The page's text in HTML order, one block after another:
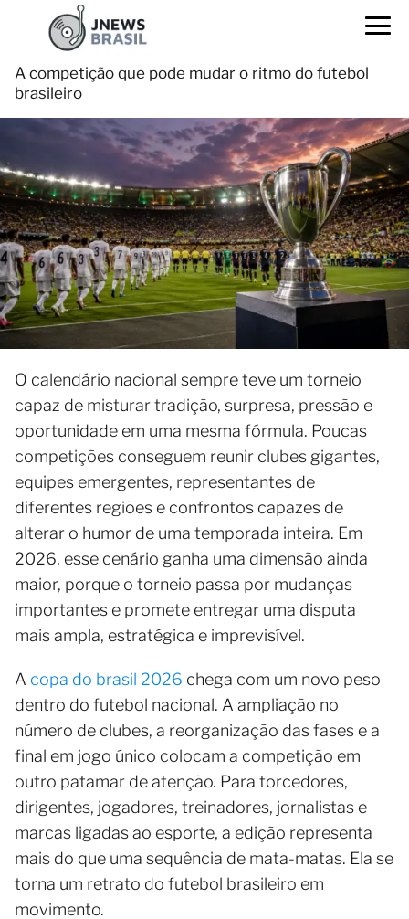
A competição que pode mudar o ritmo do futebol
brasileiro
O calendário nacional sempre teve um torneio
capaz de misturar tradição, surpresa, pressão e
oportunidade em uma mesma fórmula. Poucas
competições conseguem reunir clubes gigantes,
equipes emergentes, representantes de
diferentes regiões e confrontos capazes de
alterar o humor de uma temporada inteira. Em
2026, esse cenário ganha uma dimensão ainda
maior, porque o torneio passa por mudanças
importantes e promete entregar uma disputa
mais ampla, estratégica e imprevisível.
A copa do brasil 2026 chega com um novo peso
dentro do futebol nacional. A ampliação no
número de clubes, a reorganização das fases e a
final em jogo único colocam a competição em
outro patamar de atenção. Para torcedores,
dirigentes, jogadores, treinadores, jornalistas e
marcas ligadas ao esporte, a edição representa
mais do que uma sequência de mata-matas. Ela se
torna um retrato do futebol brasileiro em
movimento.